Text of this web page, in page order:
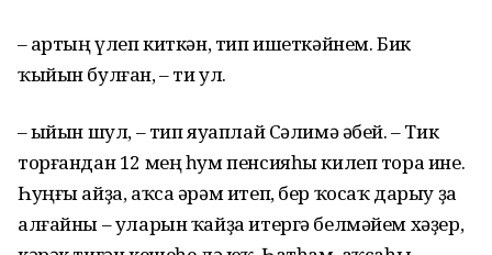
– Ҡартың үлеп киткән, тип ишеткәйнем. Бик
ҡыйын булған, – ти ул.
– Ҡыйын шул, – тип яуаплай Сәлимә әбей. – Тик
торғандан 12 мең һум пенсияһы килеп тора ине.
Һуңғы айҙа, аҡса әрәм итеп, бер ҡосаҡ дарыу ҙа
алғайны – уларын ҡайҙа итергә белмәйем хәҙер,